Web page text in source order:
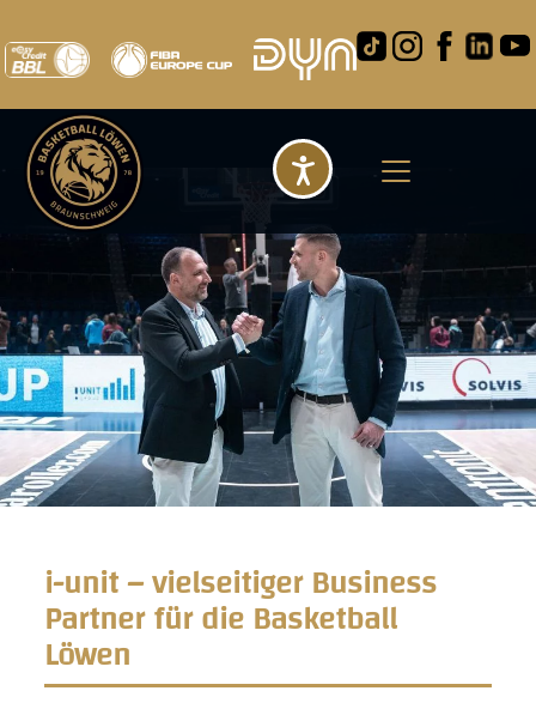
i-unit – vielseitiger Business
Partner für die Basketball
Löwen